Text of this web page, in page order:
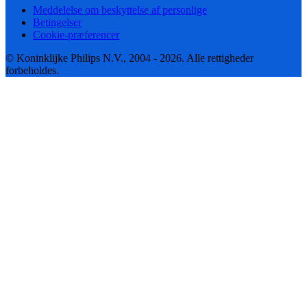
Meddelelse om beskyttelse af personlige
Betingelser
Cookie-præferencer
© Koninklijke Philips N.V., 2004 - 2026. Alle rettigheder
forbeholdes.